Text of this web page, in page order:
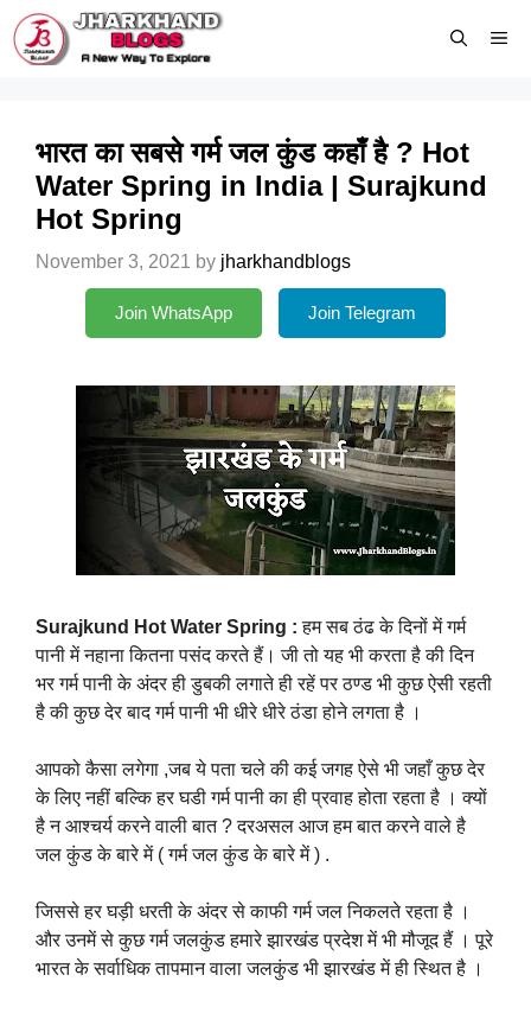
Skip
to
content
भारत का सबसे गर्म जल कुंड कहाँ है ? Hot
Water Spring in India | Surajkund
Hot Spring
November 3, 2021 by jharkhandblogs
Join WhatsApp Join Telegram
Surajkund Hot Water Spring :हम सब ठंढ के दिनों में गर्म
पानी में नहाना कितना पसंद करते हैं। जी तो यह भी करता है की दिन
भर गर्म पानी के अंदर ही डुबकी लगाते ही रहें पर ठण्ड भी कुछ ऐसी रहती
है की कुछ देर बाद गर्म पानी भी धीरे धीरे ठंडा होने लगता है ।
आपको कैसा लगेगा ,जब ये पता चले की कई जगह ऐसे भी जहाँ कुछ देर
के लिए नहीं बल्कि हर घडी गर्म पानी का ही प्रवाह होता रहता है । क्यों
है न आश्चर्य करने वाली बात ? दरअसल आज हम बात करने वाले है
जल कुंड के बारे में ( गर्म जल कुंड के बारे में ) .
जिससे हर घड़ी धरती के अंदर से काफी गर्म जल निकलते रहता है ।
और उनमें से कुछ गर्म जलकुंड हमारे झारखंड प्रदेश में भी मौजूद हैं । पूरे
भारत के सर्वाधिक तापमान वाला जलकुंड भी झारखंड में ही स्थित है ।